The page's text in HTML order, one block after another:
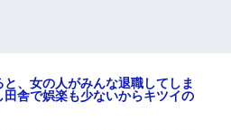
と、女の人がみんな退職してしま
舎で娯楽も少ないからキツイの